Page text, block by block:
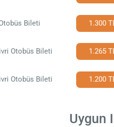
Bileti 1.300
Otobüs Bileti 1.265
Otobüs Bileti 1.200
Uygun